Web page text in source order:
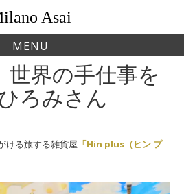
Asai
MENU
世界の手仕事を
ろみさん
ける旅する雑貨屋 「Hin plus（ヒン プ